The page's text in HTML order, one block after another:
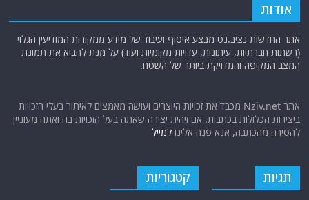
אודות
אתר החדשות נציב.נט מבצע איסוף ועיבוד של מידע ממקורות המודיעין הגלוי
(רשתות חברתיות, עיתונות, עדויות מקומיות ועוד) על מנת להביא את תמונת
המצב המקיפה והמדויקת ביותר של השטח.
אתר Nziv.net מכבד את זכויות היוצרים ועושה מאמצים לאיתור בעלי הזכויות
ביצירות הכלולות בכתבות. אם זיהית יצירה שאתה בעל הזכויות בה ואתה מעוניין
להסירה מהכתבה, אנא פנה אלינולמייל
תגיות קטגוריות